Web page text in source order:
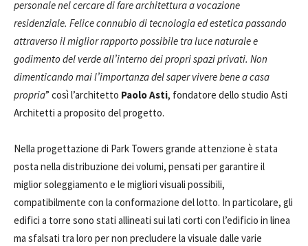
personale nel cercare di fare architettura a vocazione
residenziale. Felice connubio di tecnologia ed estetica passando
attraverso il miglior rapporto possibile tra luce naturale e
godimento del verde all’interno dei propri spazi privati. Non
dimenticando mai l’importanza del saper vivere bene a casa
propria” così l’architetto Paolo Asti, fondatore dello studio Asti
Architetti a proposito del progetto.
Nella progettazione di Park Towers grande attenzione è stata
posta nella distribuzione dei volumi, pensati per garantire il
miglior soleggiamento e le migliori visuali possibili,
compatibilmente con la conformazione del lotto. In particolare, gli
edifici a torre sono stati allineati sui lati corti con l’edificio in linea
ma sfalsati tra loro per non precludere la visuale dalle varie